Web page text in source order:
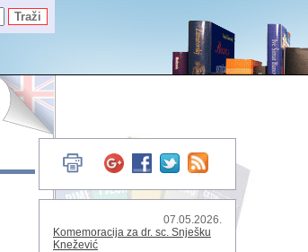
07.05.2026.
Komemoracija za dr. sc. Snješku
Knežević